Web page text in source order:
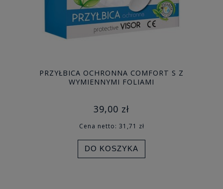
PRZYŁBICA OCHRONNA COMFORT S Z
WYMIENNYMI FOLIAMI
39,00 zł
Cena netto: 31,71 zł
DO KOSZYKA